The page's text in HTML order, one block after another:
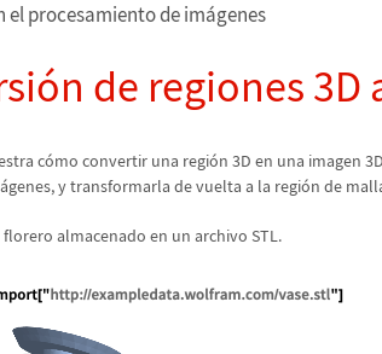
el procesamiento de imágenes
ón de regiones 3D
cómo convertir una región 3D en una imagen
ágenes, y transformarla de vuelta a la región de
almacenado en un archivo STL.